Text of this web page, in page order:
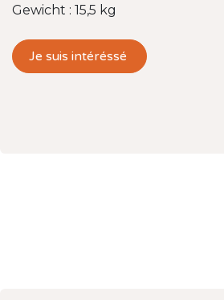
Gewicht : 15,5 kg
Je suis intéréssé